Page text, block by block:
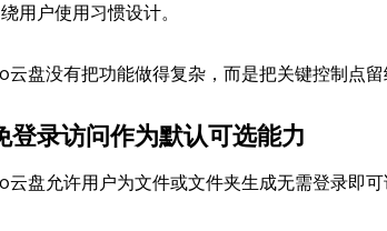
用户使用习惯设计。
云盘没有把功能做得复杂，而是把关键控制点留
登录访问作为默认可选能力
云盘允许用户为文件或文件夹生成无需登录即